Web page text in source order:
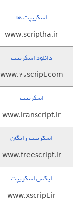
اسکریپت ها
www.scriptha.ir
دانلود اسکریپت
www.20script.com
اسکریپت
www.iranscript.ir
اسکریپت رایگان
www.freescript.ir
ایکس اسکریپت
www.xscript.ir